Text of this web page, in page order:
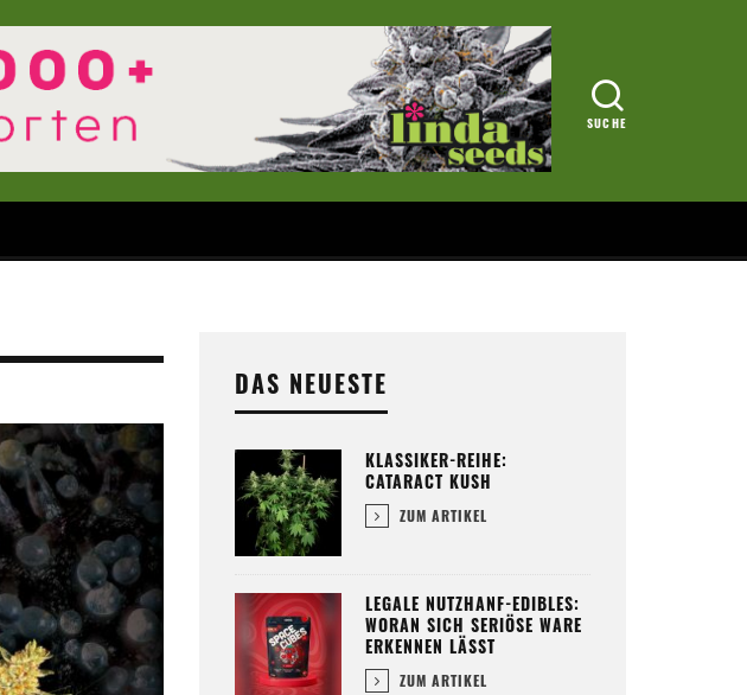
DAS NEUESTE
KLASSIKER-REIHE:
CATARACT KUSH
ZUM ARTIKEL
LEGALE NUTZHANF-EDIBLES:
WORAN SICH SERIÖSE WARE
ERKENNEN LÄSST
ZUM ARTIKEL